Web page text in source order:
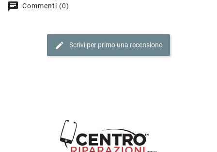
chat Commenti (0)
edit Scrivi per primo una recensione